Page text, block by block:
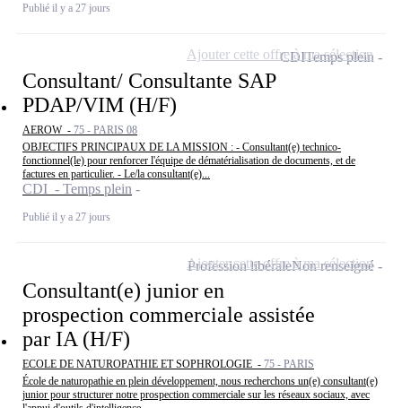
Publié il y a 27 jours
Consultant/ Consultante SAP
PDAP/VIM (H/F)
AEROW - 75 - PARIS 08
OBJECTIFS PRINCIPAUX DE LA MISSION : - Consultant(e) technico-
fonctionnel(le) pour renforcer l'équipe de dématérialisation de documents, et de
factures en particulier. - Le/la consultant(e)...
CDI - Temps plein
Publié il y a 27 jours
CDITemps plein
Ajouter cette offre à ma sélection
Consultant(e) junior en
prospection commerciale assistée
par IA (H/F)
ECOLE DE NATUROPATHIE ET SOPHROLOGIE - 75 - PARIS
École de naturopathie en plein développement, nous recherchons un(e) consultant(e)
junior pour structurer notre prospection commerciale sur les réseaux sociaux, avec
Profession libéraleNon renseigné
Ajouter cette offre à ma sélection